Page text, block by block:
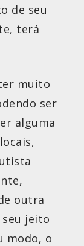
de seu
terá
muito
ser
alguma
outra
jeito
modo, o